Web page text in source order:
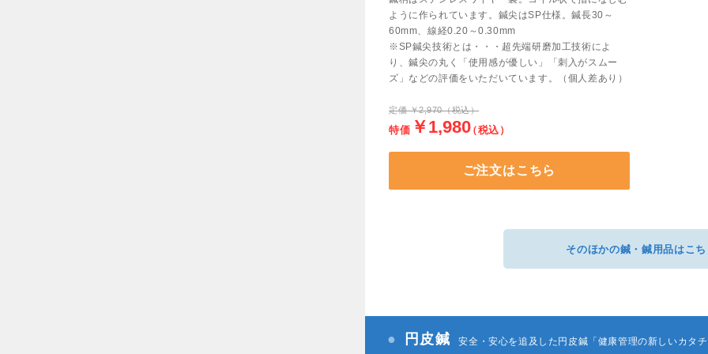
ように作られています。鍼尖はSP仕様。鍼長30～
60mm、線経0.20～0.30mm
※SP鍼尖技術とは・・・超先端研磨加工技術によ
り、鍼尖の丸く「使用感が優しい」「刺入がスムー
ズ」などの評価をいただいています。（個人差あり）
定価 ￥2,970（税込）
特価 ￥1,980（税込）
ご注文はこちら
そのほかの鍼・鍼用品はこ
円皮鍼 安全・安心を追及した円皮鍼「健康管理の新しいカタ